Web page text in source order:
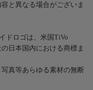
と異なる場合がございま
ドロゴは、米国TiVo
日本国内における商標ま
真等あらゆる素材の無断